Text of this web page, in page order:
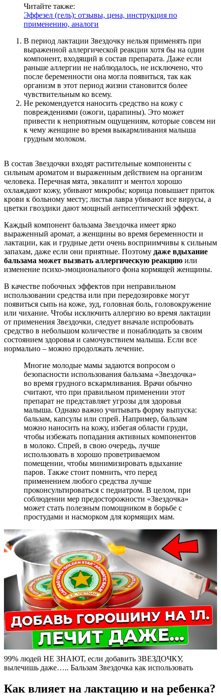
Читайте также:
Эффезел (гель): отзывы, цена, инструкция по
применению, аналоги
В период лактации Звездочку нельзя применять при
выраженной аллергической реакции хотя бы на один
компонент, входящий в состав препарата. Даже если
раньше аллергии не наблюдалось, не исключено, что
после беременности она могла появиться, так как
организм в этот период жизни становится более
чувствительным ко всему.
Не рекомендуется наносить средство на кожу с
повреждениями (ожоги, царапины). Это может
привести к неприятным ощущениям, которые совсем ни
к чему женщине во время выкармливания малыша
грудным молоком.
В состав Звездочки входят растительные компоненты с
сильным ароматом и выраженным действием на организм
человека. Перечная мята, эвкалипт и ментол хорошо
охлаждают кожу, убивают микробы; корица повышает приток
крови к больному месту; листья лавра убивают все вирусы, а
цветки гвоздики дают мощный антисептический эффект.
Каждый компонент бальзама Звездочка имеет ярко
выраженный аромат, а женщины во время беременности и
лактации, как и грудные дети очень восприимчивы к сильным
запахам, даже если они приятные. Поэтому даже вдыхание
бальзама может вызвать аллергическую реакцию или
изменение психо-эмоционального фона кормящей женщины.
В качестве побочных эффектов при неправильном
использовании средства или при передозировке могут
появиться сыпь на коже, зуд, головная боль, головокружение
или чихание. Чтобы исключить аллергию во время лактации
от применения Звездочки, следует вначале испробовать
средство в небольшом количестве и понаблюдать за своим
состоянием здоровья и самочувствием малыша. Если все
нормально – можно продолжать лечение.
Многие молодые мамы задаются вопросом о
безопасности использования бальзама «Звездочка»
во время грудного вскармливания. Врачи обычно
считают, что при правильном применении этот
препарат не представляет угрозы для здоровья
малыша. Однако важно учитывать форму выпуска:
бальзам, капсулы или спрей. Например, бальзам
можно наносить на кожу, избегая области груди,
чтобы избежать попадания активных компонентов
в молоко. Спрей, в свою очередь, лучше
использовать в хорошо проветриваемом
помещении, чтобы минимизировать вдыхание
паров. Также стоит помнить, что перед
применением любого средства лучше
проконсультироваться с педиатром. В целом, при
соблюдении мер предосторожности «Звездочка»
может стать полезным помощником в борьбе с
простудами и насморком для кормящих мам.
99% людей НЕ ЗНАЮТ, если добавить ЗВЕЗДОЧКУ,
вылечишь даже….. Бальзам Звездочка как использовать
Как влияет на лактацию и на ребенка?